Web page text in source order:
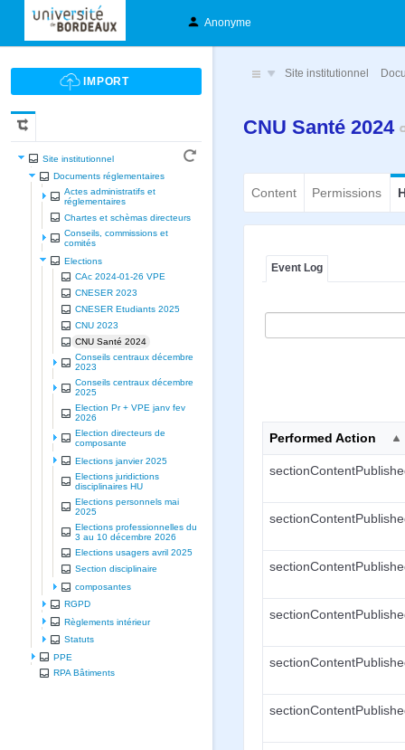
Anonyme
Site institutionnel
Documents réglementaires
Actes administratifs et
réglementaires
Chartes et schèmas directeurs
Conseils, commissions et
comités
Elections
CAc 2024-01-26 VPE
CNESER 2023
CNESER Etudiants 2025
CNU 2023
CNU Santé 2024
Conseils centraux décembre
2023
Conseils centraux décembre
2025
Election Pr + VPE janv fev
2026
Election directeurs de
composante
Elections janvier 2025
Elections juridictions
disciplinaires HU
Elections personnels mai
2025
Elections professionnelles du
3 au 10 décembre 2026
Elections usagers avril 2025
Section disciplinaire
composantes
RGPD
Règlements intérieur
Statuts
PPE
RPA Bâtiments
Site institutionnel
CNU Santé 2024
Content Permissions
Event Log
Performed Action